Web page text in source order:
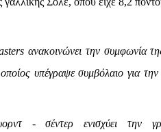
ανακοινώνει την συμφωνία
υπέγραψε συμβόλαιο για την
- σέντερ ενισχύει την